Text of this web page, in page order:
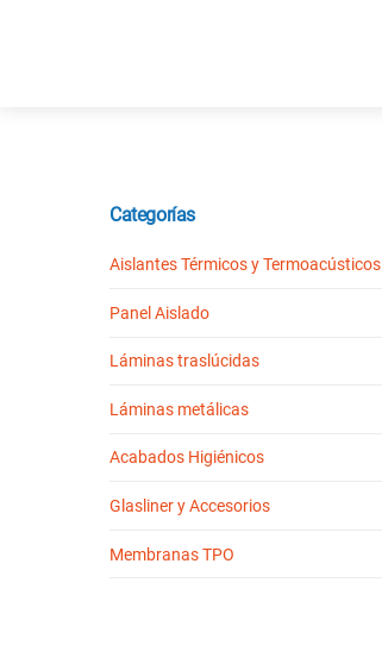
Categorías
Aislantes Térmicos y Termoacústicos
Panel Aislado
Láminas traslúcidas
Láminas metálicas
Acabados Higiénicos
Glasliner y Accesorios
Membranas TPO